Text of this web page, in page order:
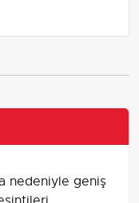
nedeniyle geniş